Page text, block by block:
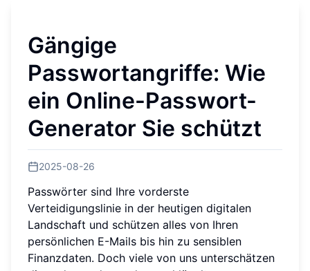
Gängige
Passwortangriffe: Wie
ein Online-Passwort-
Generator Sie schützt
2025-08-26
Passwörter sind Ihre vorderste
Verteidigungslinie in der heutigen digitalen
Landschaft und schützen alles von Ihren
persönlichen E-Mails bis hin zu sensiblen
Finanzdaten. Doch viele von uns unterschätzen